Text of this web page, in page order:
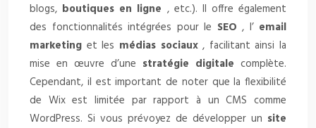
blogs, boutiques en ligne , etc.). Il offre également
des fonctionnalités intégrées pour le SEO , l’ email
marketing et les médias sociaux, facilitant ainsi la
mise en œuvre d’une stratégie digitale complète.
Cependant, il est important de noter que la flexibilité
de Wix est limitée par rapport à un CMS comme
WordPress. Si vous prévoyez de développer un site